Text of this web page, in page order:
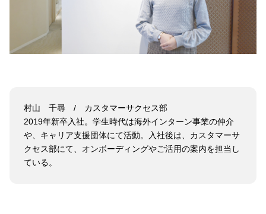
村山 千尋 / カスタマーサクセス部
2019年新卒入社。学生時代は海外インターン事業の仲介
や、キャリア支援団体にて活動。入社後は、カスタマーサ
クセス部にて、オンボーディングやご活用の案内を担当し
ている。